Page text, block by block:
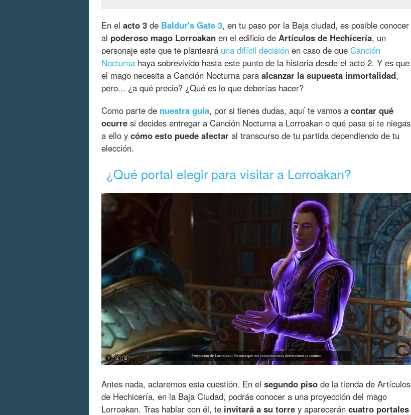
En el acto 3 de Baldur's Gate 3, en tu paso por la Baja ciudad, es posible conocer
al poderoso mago Lorroakan en el edificio de Artículos de Hechicería, un
personaje este que te planteará una difícil decisión en caso de que Canción
Nocturna haya sobrevivido hasta este punto de la historia desde el acto 2. Y es que
el mago necesita a Canción Nocturna para alcanzar la supuesta inmortalidad,
pero... ¿a qué precio? ¿Qué es lo que deberías hacer?
Como parte de nuestra guía, por si tienes dudas, aquí te vamos a contar qué
ocurre si decides entregar a Canción Nocturna a Lorroakan o qué pasa si te niegas
a ello y cómo esto puede afectar al transcurso de tu partida dependiendo de tu
elección.
¿Qué portal elegir para visitar a Lorroakan?
Antes nada, aclaremos esta cuestión. En el segundo piso de la tienda de Artículos
de Hechicería, en la Baja Ciudad, podrás conocer a una proyección del mago
Lorroakan. Tras hablar con él, te invitará a su torre y aparecerán cuatro portales